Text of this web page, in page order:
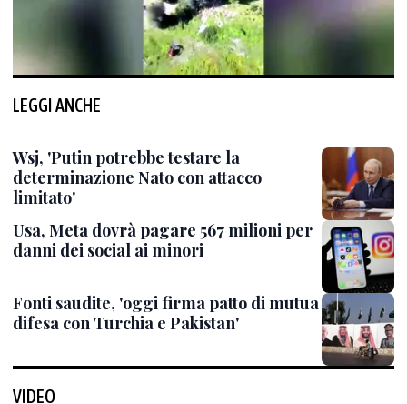
LEGGI ANCHE
Wsj, 'Putin potrebbe testare la
determinazione Nato con attacco
limitato'
Usa, Meta dovrà pagare 567 milioni per
danni dei social ai minori
Fonti saudite, 'oggi firma patto di mutua
difesa con Turchia e Pakistan'
VIDEO